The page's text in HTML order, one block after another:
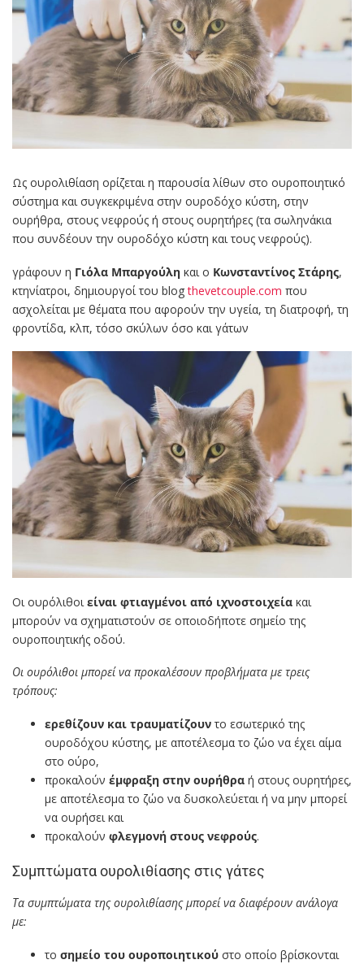
Ως ουρολιθίαση ορίζεται η παρουσία λίθων στο ουροποιητικό
σύστημα και συγκεκριμένα στην ουροδόχο κύστη, στην
ουρήθρα, στους νεφρούς ή στους ουρητήρες (τα σωληνάκια
που συνδέουν την ουροδόχο κύστη και τους νεφρούς).
γράφουν η Γιόλα Μπαργούλη και ο Κωνσταντίνος Στάρης,
κτηνίατροι, δημιουργοί του blogthevetcouple.com που
ασχολείται με θέματα που αφορούν την υγεία, τη διατροφή, τη
φροντίδα, κλπ, τόσο σκύλων όσο και γάτων
Οι ουρόλιθοι είναι φτιαγμένοι από ιχνοστοιχεία και
μπορούν να σχηματιστούν σε οποιοδήποτε σημείο της
ουροποιητικής οδού.
Οι ουρόλιθοι μπορεί να προκαλέσουν προβλήματα με τρεις
τρόπους:
ερεθίζουν και τραυματίζουν το εσωτερικό της
ουροδόχου κύστης, με αποτέλεσμα το ζώο να έχει αίμα
στο ούρο,
προκαλούν έμφραξη στην ουρήθρα ή στους ουρητήρες,
με αποτέλεσμα το ζώο να δυσκολεύεται ή να μην μπορεί
να ουρήσει και
προκαλούν φλεγμονή στους νεφρούς.
Συμπτώματα ουρολιθίασης στις γάτες
Τα συμπτώματα της ουρολιθίασης μπορεί να διαφέρουν ανάλογα
με:
το σημείο του ουροποιητικού στο οποίο βρίσκονται